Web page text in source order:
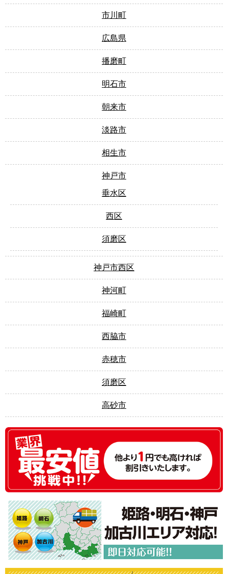
市川町
広島県
播磨町
明石市
朝来市
淡路市
相生市
神戸市
垂水区
西区
須磨区
神戸市西区
神河町
福崎町
西脇市
赤穂市
須磨区
高砂市